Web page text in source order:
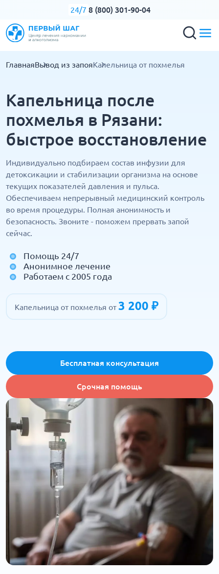
24/7 8 (800) 301-90-04
ГлавнаяВывод из запояКапельница от похмелья
Капельница после
похмелья в Рязани:
быстрое восстановление
Индивидуально подбираем состав инфузии для
детоксикации и стабилизации организма на основе
текущих показателей давления и пульса.
Обеспечиваем непрерывный медицинский контроль
во время процедуры. Полная анонимность и
безопасность. Звоните - поможем прервать запой
сейчас.
Помощь 24/7
Анонимное лечение
Работаем с 2005 года
Капельница от похмелья от3 200 ₽
Бесплатная консультация
Срочная помощь